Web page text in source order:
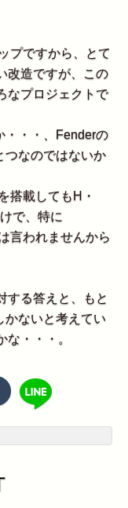
プですから、とて
改造ですが、この
なプロジェクトで
・・、Fenderの
つなのではないか
搭載してもH・
で、特に
言われませんから
る答えと、もと
かないと考えてい
・・・。